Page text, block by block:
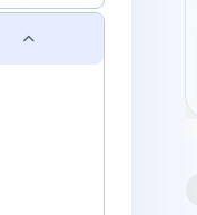
Rút gọn